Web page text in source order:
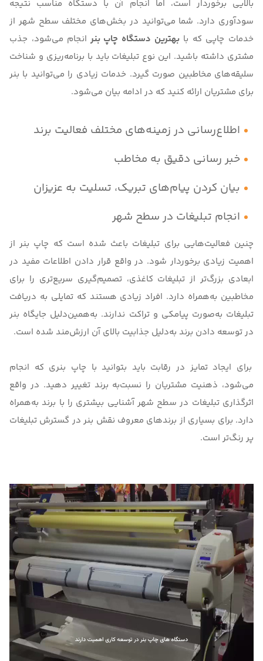
بالایی برخوردار است، اما انجام آن با دستگاه مناسب نتیجه
سودآوری دارد. شما می‌توانید در بخش‌های مختلف سطح شهر از
خدمات چاپی که بابهترین دستگاه چاپ بنر انجام می‌شود، جذب
مشتری داشته باشید. این نوع تبلیغات باید با برنامه‌ریزی و شناخت
سلیقه‌های مخاطبین صورت گیرد. خدمات زیادی را می‌توانید با بنر
برای مشتریان ارائه کنید که در ادامه بیان می‌شود.
اطلاع‌رسانی در زمینه‌های مختلف فعالیت برند
خبر رسانی دقیق به مخاطب
بیان کردن پیام‌های تبریک، تسلیت به عزیزان
انجام تبلیغات در سطح شهر
چنین فعالیت‌هایی برای تبلیغات باعث شده است که چاپ بنر از
اهمیت زیادی برخوردار شود. در واقع قرار دادن اطلاعات مفید در
ابعادی بزرگ‌تر از تبلیغات کاغذی، تصمیم‌گیری سریع‌تری را برای
مخاطبین به‌همراه دارد. افراد زیادی هستند که تمایلی به دریافت
تبلیغات به‌صورت پیامکی و تراکت ندارند. به‌همین‌دلیل جایگاه بنر
در توسعه دادن برند به‌دلیل جذابیت بالای آن ارزش‌مند شده است.
برای ایجاد تمایز در رقابت باید بتوانید با چاپ بنری که انجام
می‌شود، ذهنیت مشتریان را نسبت‌به برند تغییر دهید. در واقع
اثرگذاری تبلیغات در سطح شهر آشنایی بیشتری را با برند به‌همراه
دارد. برای بسیاری از برندهای معروف نقش بنر در گسترش تبلیغات
پر رنگ‌تر است.